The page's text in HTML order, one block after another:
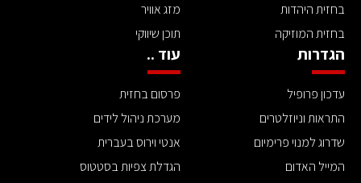
בחזית היהדות
בחזית המוזיקה
מזג אוויר
תוכן שיווקי
הגדרות
עדכון פרופיל
התראות וניוזלטרים
שדרוג למנוי פרימיום
המייל האדום
עוד ..
פרסום בחזית
מערכת ניהול לידים
אנטי וירוס בעברית
הגדלת צפיות בסטטוס